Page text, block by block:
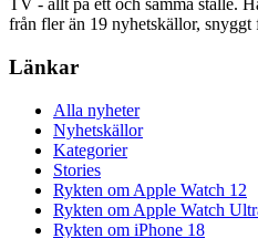
TV - allt på ett och samma ställe.
från fler än 19 nyhetskällor, snyggt
Länkar
Alla nyheter
Nyhetskällor
Kategorier
Stories
Rykten om Apple Watch 12
Rykten om Apple Watch
Rykten om iPhone 18